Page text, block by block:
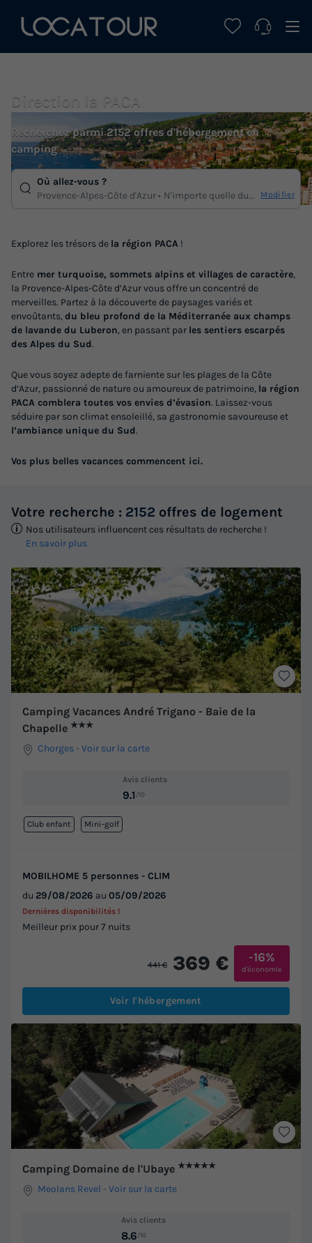
Direction la PACA
Recherchez parmi 2152 offres d'hébergement en
camping
Où allez-vous ?
Provence-Alpes-Côte d'Azur
N'importe quelle duree Modifier
Explorez les trésors de la région PACA !
Entre mer turquoise, sommets alpins et villages de caractère,
la Provence-Alpes-Côte d’Azur vous offre un concentré de
merveilles. Partez à la découverte de paysages variés et
envoûtants,du bleu profond de la Méditerranée aux champs
de lavande du Luberon, en passant par les sentiers escarpés
des Alpes du Sud.
Que vous soyez adepte de farniente sur les plages de la Côte
d’Azur, passionné de nature ou amoureux de patrimoine, la région
PACA comblera toutes vos envies d’évasion. Laissez-vous
séduire par son climat ensoleillé, sa gastronomie savoureuse et
l’ambiance unique du Sud.
Vos plus belles vacances commencent ici.
Votre recherche : 2152 offres de logement
Nos utilisateurs influencent ces résultats de recherche !
En savoir plus
Camping Vacances André Trigano - Baie de la
Chapelle ★★★
Chorges -Voir sur la carte
Avis clients
9.1 /10
Club enfant Mini-golf
MOBILHOME 5 personnes - CLIM
du 29/08/2026 au 05/09/2026
Meilleur prix pour 7 nuits
Dernières disponibilités !
441 € 369 € -16%
d'économie
Voir l'hébergement
Camping Domaine de l'Ubaye ★★★★★
Meolans Revel -Voir sur la carte
Avis clients
8.6/10